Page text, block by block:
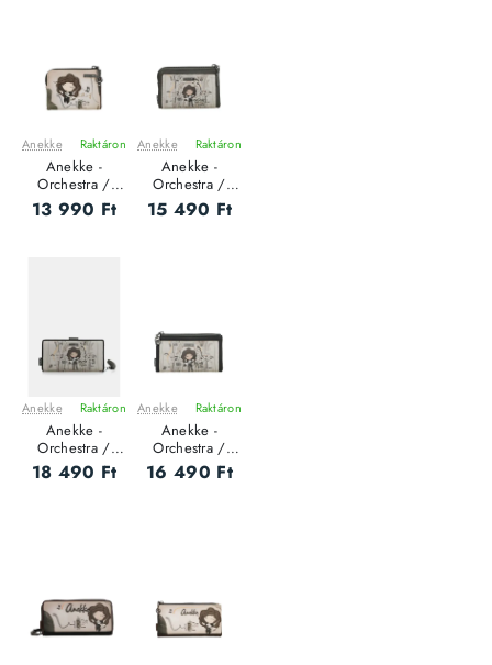
ÚJ
Anekke Raktáron
Anekke -
Orchestra /
RFID - Női
pénztárca - S
13 990 Ft
ÚJ
Anekke Raktáron
Anekke -
Orchestra /
RFID - Női
pénztárca - M
15 490 Ft
ÚJ
Anekke Raktáron
Anekke -
Orchestra /
RFID - Női
pénztárca
18 490 Ft
ÚJ
Anekke Raktáron
Anekke -
Orchestra /
RFID - Női
pénztárca
16 490 Ft